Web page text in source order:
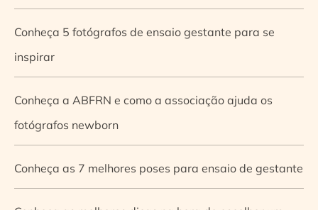
Conheça 5 fotógrafos de ensaio gestante para se
inspirar
Conheça a ABFRN e como a associação ajuda os
fotógrafos newborn
Conheça as 7 melhores poses para ensaio de gestante